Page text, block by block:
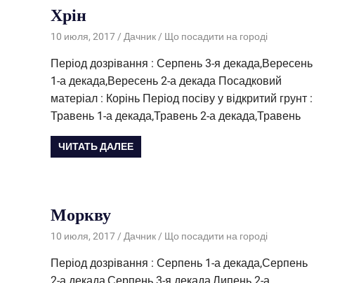
Хрін
10 июля, 2017 Дачник Що посадити на городі
Період дозрівання : Серпень 3-я декада,Вересень
1-а декада,Вересень 2-а декада Посадковий
матеріал : Корінь Період посіву у відкритий грунт :
Травень 1-а декада,Травень 2-а декада,Травень
ЧИТАТЬ ДАЛЕЕ
Моркву
10 июля, 2017 Дачник Що посадити на городі
Період дозрівання : Серпень 1-а декада,Серпень